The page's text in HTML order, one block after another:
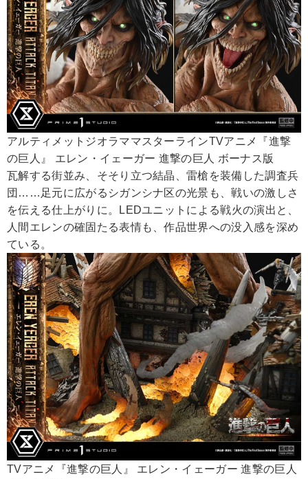
アルティメットジオラママスターラインTVアニメ『進撃
の巨人』 エレン・イェーガー 進撃の巨人 ボーナス版
瓦解する街並み、そそり立つ結晶、雷槍を装備した調査兵
団……足元に広がるシガンシナ区の光景も、戦いの激しさ
を伝える仕上がりに。LEDユニットによる戦火の演出と、
人間エレンの確固たる表情も、作品世界への没入感を深め
ている。
TVアニメ『進撃の巨人』 エレン・イェーガー 進撃の巨人